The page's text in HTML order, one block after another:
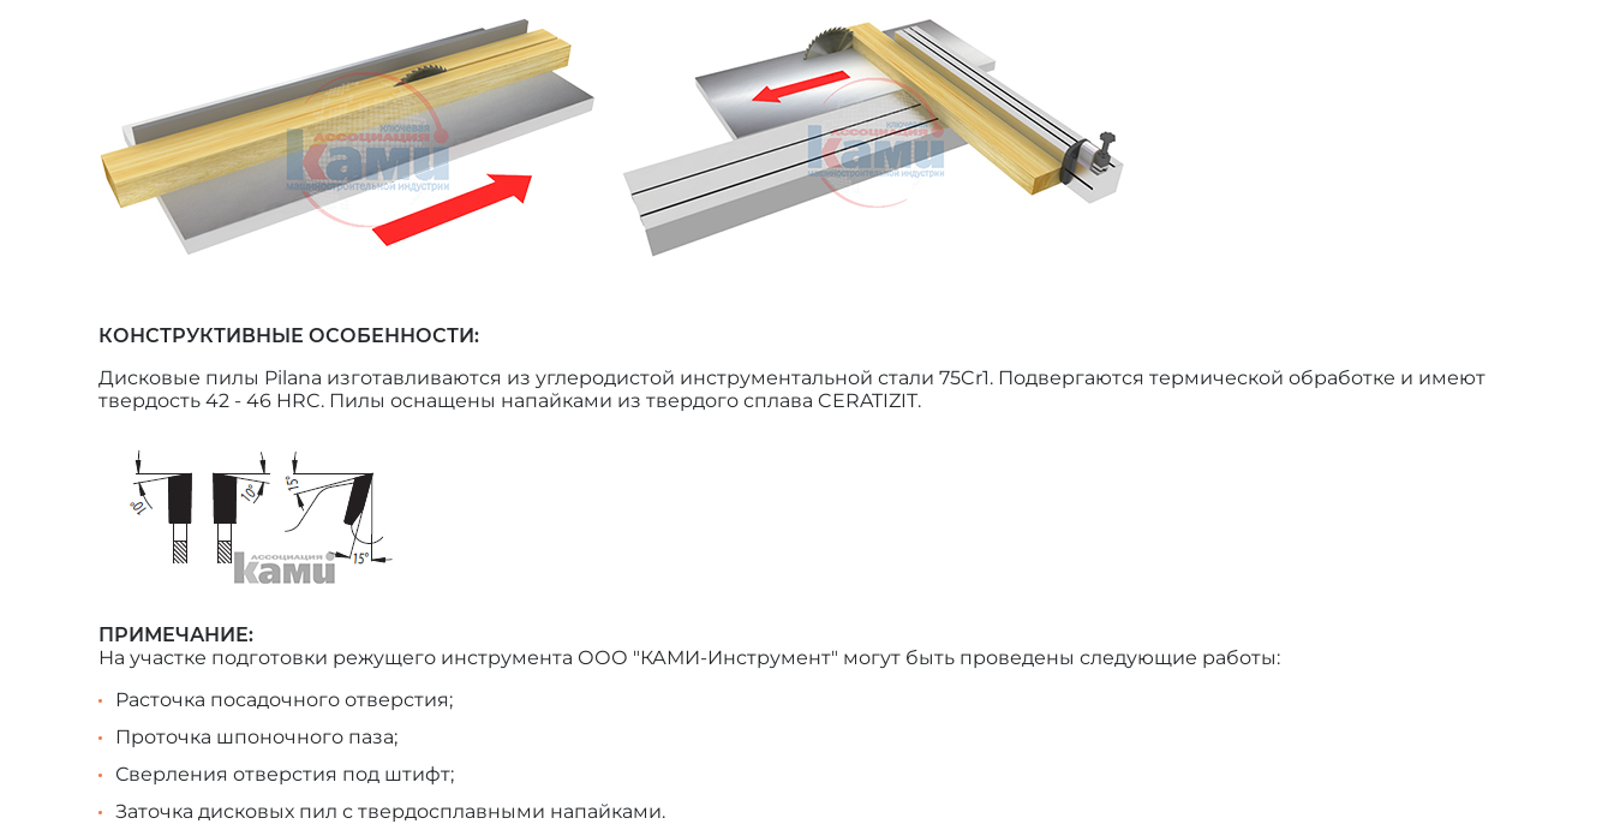
КОНСТРУКТИВНЫЕ ОСОБЕННОСТИ:
Дисковые пилы Pilana изготавливаются из углеродистой инструментальной стали 75Cr1. Подвергаются термической обработке и имеют
твердость 42 - 46 HRC. Пилы оснащены напайками из твердого сплава CERATIZIT.
ПРИМЕЧАНИЕ:
На участке подготовки режущего инструмента ООО "КАМИ-Инструмент" могут быть проведены следующие работы:
Расточка посадочного отверстия;
Проточка шпоночного паза;
Сверления отверстия под штифт;
Заточка дисковых пил с твердосплавными напайками.